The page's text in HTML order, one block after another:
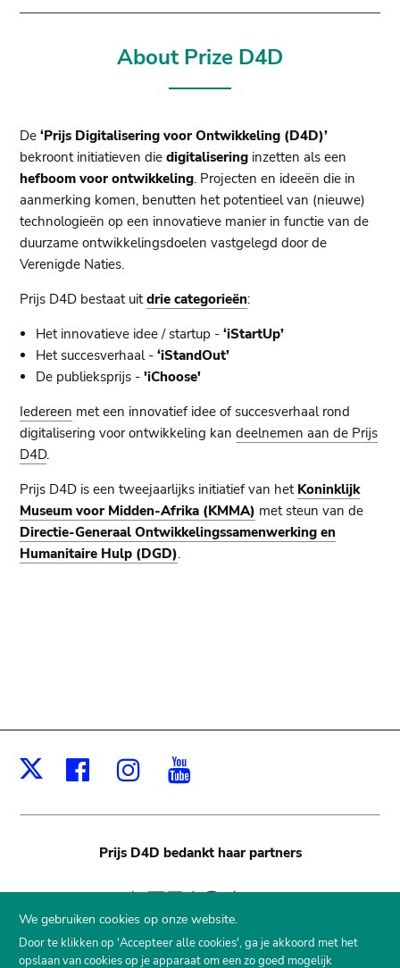
About Prize D4D
De‘Prijs Digitalisering voor Ontwikkeling (D4D)’
bekroont initiatieven diedigitalisering inzetten als een
hefboom voor ontwikkeling. Projecten en ideeën die in
aanmerking komen, benutten het potentieel van (nieuwe)
technologieën op een innovatieve manier in functie van de
duurzame ontwikkelingsdoelen vastgelegd door de
Verenigde Naties.
Prijs D4D bestaat uitdrie categorieën:
Het innovatieve idee / startup -‘iStartUp’
Het succesverhaal -‘iStandOut’
De publieksprijs -'iChoose'
Iedereen met een innovatief idee of succesverhaal rond
digitalisering voor ontwikkeling kandeelnemen aan de Prijs
D4D.
Prijs D4D is een tweejaarlijks initiatief van het Koninklijk
Museum voor Midden-Afrika (KMMA) met steun van de
Directie-Generaal Ontwikkelingssamenwerking en
Humanitaire Hulp (DGD).
FacebookInstagram
Prijs D4D bedankt haar partners
We gebruiken cookies op onze website.
Door te klikken op 'Accepteer alle cookies', ga je akkoord met het
opslaan van cookies op je apparaat om een zo goed mogelijk